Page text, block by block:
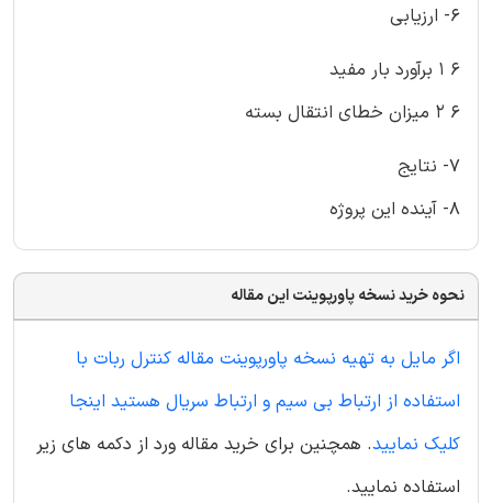
۶- ارزیابی
۶ ۱ برآورد بار مفید
۶ ۲ میزان خطای انتقال بسته
۷- نتایج
۸- آینده این پروژه
نحوه خرید نسخه پاورپوینت این مقاله
اگر مایل به تهیه نسخه پاورپوینت مقاله کنترل ربات با
استفاده از ارتباط بی سیم و ارتباط سریال هستید اینجا
کلیک نمایید. همچنین برای خرید مقاله ورد از دکمه های زیر
استفاده نمایید.